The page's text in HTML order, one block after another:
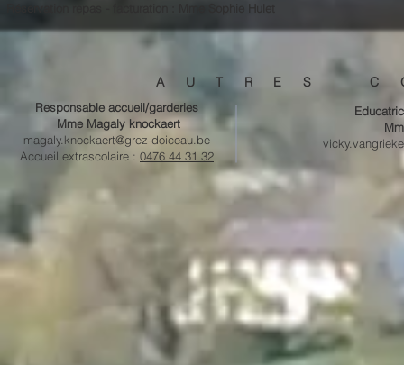
Mme Sophie Hulet
A U T R E S C
Responsable accueil/garderies
Mme Magaly knockaert
magaly.knockaert@grez-doiceau.be
Accueil extrascolaire : 0476 44 31 32